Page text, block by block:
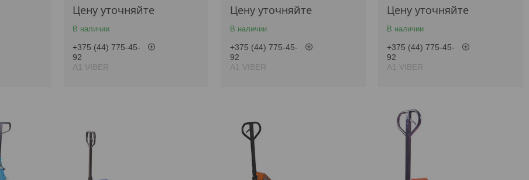
Цену уточняйте
В наличии
+375 (44) 775-45-
92
А1 VIBER
Цену уточняйте
В наличии
+375 (44) 775-45-
92
А1 VIBER
Цену уточняйте
В наличии
+375 (44) 775-45-
92
А1 VIBER